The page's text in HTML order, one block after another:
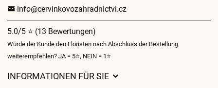
info@cervinkovozahradnictvi.cz
5.0/5 ⭐ (13 Bewertungen)
Würde der Kunde den Floristen nach Abschluss der Bestellung
weiterempfehlen? JA = 5⭐, NEIN = 1⭐
INFORMATIONEN FÜR SIE